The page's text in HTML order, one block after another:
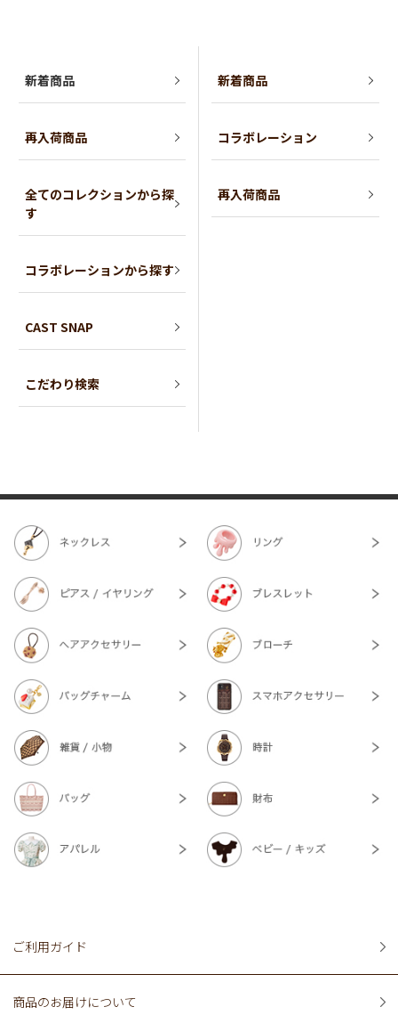
新着商品
再入荷商品
全てのコレクションから探
す
コラボレーションから探す
CAST SNAP
こだわり検索
新着商品
コラボレーション
再入荷商品
ご利用ガイド
商品のお届けについて